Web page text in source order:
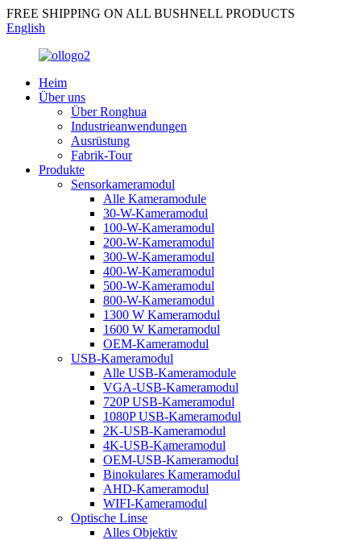
FREE SHIPPING ON ALL BUSHNELL PRODUCTS
English
Heim
Über uns
Über Ronghua
Industrieanwendungen
Ausrüstung
Fabrik-Tour
Produkte
Sensorkameramodul
Alle Kameramodule
30-W-Kameramodul
100-W-Kameramodul
200-W-Kameramodul
300-W-Kameramodul
400-W-Kameramodul
500-W-Kameramodul
800-W-Kameramodul
1300 W Kameramodul
1600 W Kameramodul
OEM-Kameramodul
USB-Kameramodul
Alle USB-Kameramodule
VGA-USB-Kameramodul
720P USB-Kameramodul
1080P USB-Kameramodul
2K-USB-Kameramodul
4K-USB-Kameramodul
OEM-USB-Kameramodul
Binokulares Kameramodul
AHD-Kameramodul
WIFI-Kameramodul
Optische Linse
Alles Objektiv